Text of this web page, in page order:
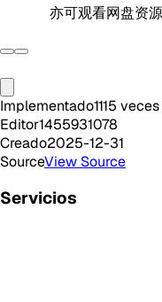
亦可观看网盘资源
Implementado1115 veces
Editor1455931078
Creado2025-12-31
SourceView Source
Servicios